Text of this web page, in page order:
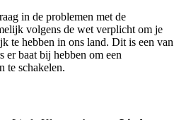
in de problemen met de
volgens de wet verplicht om je
te hebben in ons land. Dit is een van
er baat bij hebben om een
te schakelen.